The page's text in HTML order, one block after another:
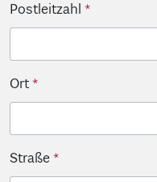
Postleitzahl
Ort
Straße